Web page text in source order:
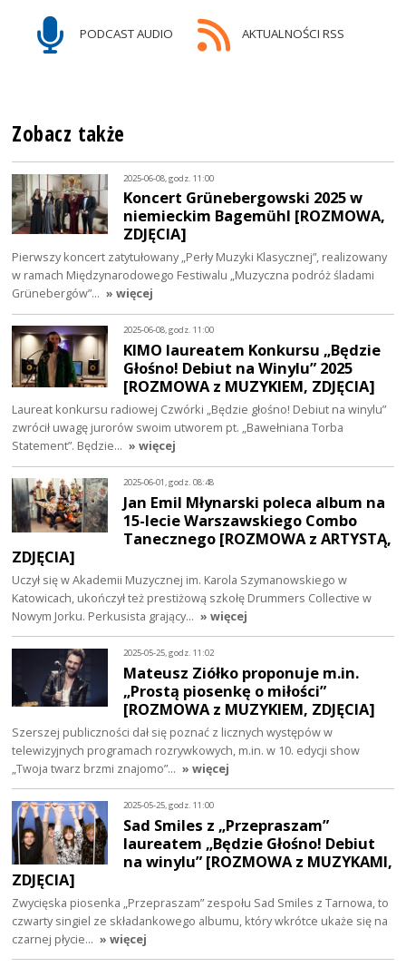
PODCAST AUDIO AKTUALNOŚCI RSS
Zobacz także
2025-06-08, godz. 11:00
Koncert Grünebergowski 2025 w
niemieckim Bagemühl [ROZMOWA,
ZDJĘCIA]
Pierwszy koncert zatytułowany „Perły Muzyki Klasycznej”, realizowany
w ramach Międzynarodowego Festiwalu „Muzyczna podróż śladami
Grünebergów”… » więcej
2025-06-08, godz. 11:00
KIMO laureatem Konkursu „Będzie
Głośno! Debiut na Winylu” 2025
[ROZMOWA z MUZYKIEM, ZDJĘCIA]
Laureat konkursu radiowej Czwórki „Będzie głośno! Debiut na winylu”
zwrócił uwagę jurorów swoim utworem pt. „Bawełniana Torba
Statement”. Będzie… » więcej
2025-06-01, godz. 08:48
Jan Emil Młynarski poleca album na
15-lecie Warszawskiego Combo
Tanecznego [ROZMOWA z ARTYSTĄ,
ZDJĘCIA]
Uczył się w Akademii Muzycznej im. Karola Szymanowskiego w
Katowicach, ukończył też prestiżową szkołę Drummers Collective w
Nowym Jorku. Perkusista grający… » więcej
2025-05-25, godz. 11:02
Mateusz Ziółko proponuje m.in.
„Prostą piosenkę o miłości”
[ROZMOWA z MUZYKIEM, ZDJĘCIA]
Szerszej publiczności dał się poznać z licznych występów w
telewizyjnych programach rozrywkowych, m.in. w 10. edycji show
„Twoja twarz brzmi znajomo”… » więcej
2025-05-25, godz. 11:00
Sad Smiles z „Przepraszam”
laureatem „Będzie Głośno! Debiut
na winylu” [ROZMOWA z MUZYKAMI,
ZDJĘCIA]
Zwycięska piosenka „Przepraszam” zespołu Sad Smiles z Tarnowa, to
czwarty singiel ze składankowego albumu, który wkrótce ukaże się na
czarnej płycie… » więcej